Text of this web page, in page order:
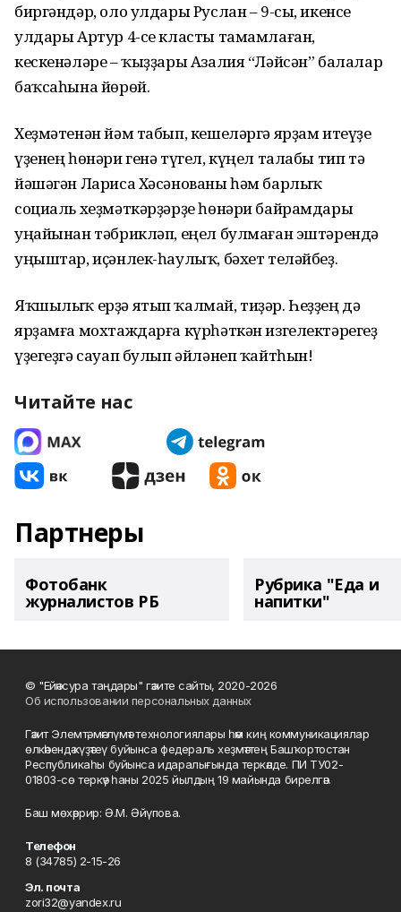
биргәндәр, оло улдары Руслан – 9-сы, икенсе
улдары Артур 4-се класты тамамлаған,
кескенәләре – ҡыҙҙары Азалия “Ләйсән” балалар
баҡсаһына йөрөй.
Хеҙмәтенән йәм табып, кешеләргә ярҙам итеүҙе
үҙенең һөнәри генә түгел, күңел талабы тип тә
йәшәгән Лариса Хәсәнованы һәм барлыҡ
социаль хеҙмәткәрҙәрҙе һөнәри байрамдары
уңайынан тәбрикләп, еңел булмаған эштәрендә
уңыштар, иҫәнлек-һаулыҡ, бәхет теләйбеҙ.
Яҡшылыҡ ерҙә ятып ҡалмай, тиҙәр. Һеҙҙең дә
ярҙамға мохтаждарға күрһәткән изгелектәрегеҙ
үҙегеҙгә сауап булып әйләнеп ҡайтһын!
Читайте нас
Партнеры
Фотобанк
журналистов РБ
Рубрика "Еда и
напитки"
© "Ейәнсура таңдары" гәзите сайты, 2020-2026
Об использовании персональных данных
Гәзит Элемтә, мәғлүмәт технологиялары һәм киң коммуникациялар
өлкәһендә күҙәтеү буйынса федераль хеҙмәттең Башҡортостан
Республикаһы буйынса идаралығында теркәлде. ПИ ТУ02-
01803-сө теркәү һаны 2025 йылдың 19 майында бирелгән.
Баш мөхәррир: Ә.М. Әйүпова.
Телефон
8 (34785) 2-15-26
Эл. почта
zori32@yandex.ru